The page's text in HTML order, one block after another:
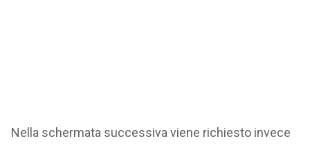
Nella schermata successiva viene richiesto invece